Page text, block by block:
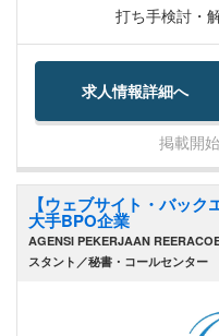
打ち手検討・
ち合わせ（要件
後、現地就
ベトナム勤務
求人情報詳細へ
掲載開
【ウェブサイト・バック
大手BPO企業
AGENSI PEKERJAAN
スタント／秘書・コールセンター